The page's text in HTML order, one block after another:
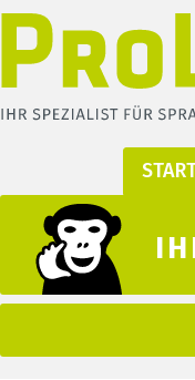
Hauptinhalt springen
Zur Suche springen
Zur